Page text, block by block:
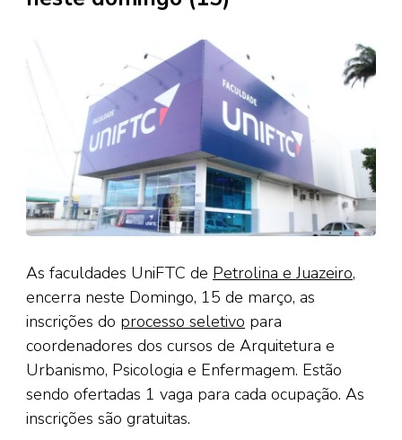
As faculdades UniFTC de Petrolina e Juazeiro,
encerra neste Domingo, 15 de março, as
inscrições do processo seletivo para
coordenadores dos cursos de Arquitetura e
Urbanismo, Psicologia e Enfermagem. Estão
sendo ofertadas 1 vaga para cada ocupação. As
inscrições são gratuitas.